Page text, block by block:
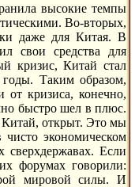
высокие темпы
Во-вторых,
даже для Китая. В
свои средства для
кризис, Китай стал
Таким образом,
от кризиса, конечно,
быстро шел в плюс.
открыт. Это мы
экономическом
сверхдержавах. Если
форумах говорили:
мировой силы. И